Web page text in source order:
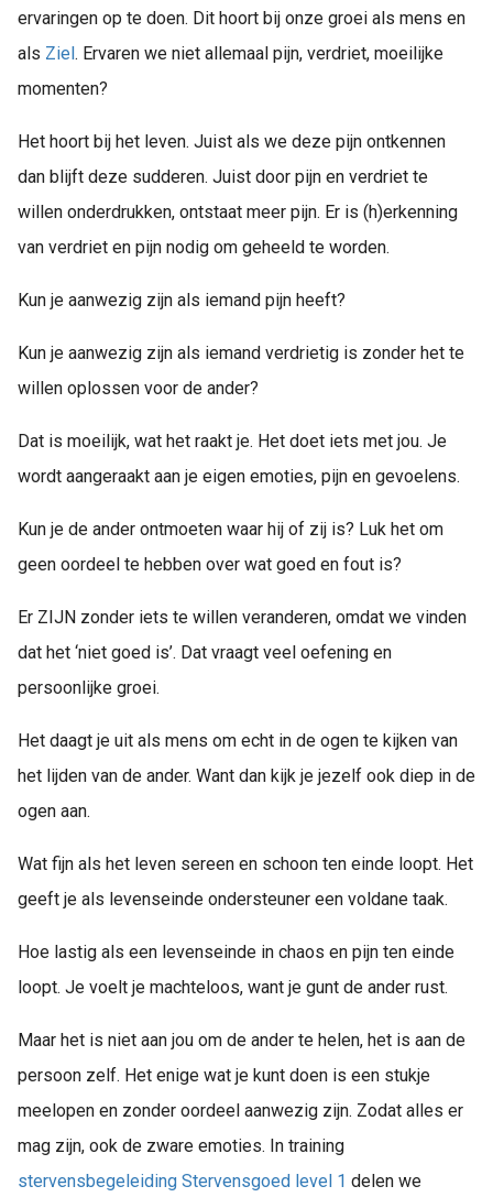
ervaringen op te doen. Dit hoort bij onze groei als mens en
als Ziel . Ervaren we niet allemaal pijn, verdriet, moeilijke
momenten?
Het hoort bij het leven. Juist als we deze pijn ontkennen
dan blijft deze sudderen. Juist door pijn en verdriet te
willen onderdrukken, ontstaat meer pijn. Er is (h)erkenning
van verdriet en pijn nodig om geheeld te worden.
Kun je aanwezig zijn als iemand pijn heeft?
Kun je aanwezig zijn als iemand verdrietig is zonder het te
willen oplossen voor de ander?
Dat is moeilijk, wat het raakt je. Het doet iets met jou. Je
wordt aangeraakt aan je eigen emoties, pijn en gevoelens.
Kun je de ander ontmoeten waar hij of zij is? Luk het om
geen oordeel te hebben over wat goed en fout is?
Er ZIJN zonder iets te willen veranderen, omdat we vinden
dat het ‘niet goed is’. Dat vraagt veel oefening en
persoonlijke groei.
Het daagt je uit als mens om echt in de ogen te kijken van
het lijden van de ander. Want dan kijk je jezelf ook diep in de
ogen aan.
Wat fijn als het leven sereen en schoon ten einde loopt. Het
geeft je als levenseinde ondersteuner een voldane taak.
Hoe lastig als een levenseinde in chaos en pijn ten einde
loopt. Je voelt je machteloos, want je gunt de ander rust.
Maar het is niet aan jou om de ander te helen, het is aan de
persoon zelf. Het enige wat je kunt doen is een stukje
meelopen en zonder oordeel aanwezig zijn. Zodat alles er
mag zijn, ook de zware emoties. In training
stervensbegeleiding Stervensgoed level 1 delen we